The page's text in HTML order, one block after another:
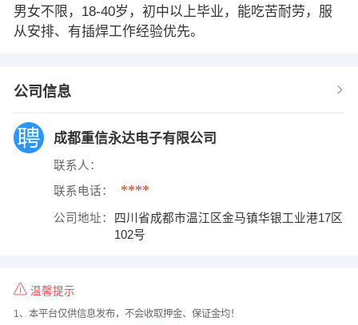
男女不限，18-40岁，初中以上毕业，能吃苦耐劳，服
从安排、有插焊工作经验优先。
公司信息
成都重信永达电子有限公司
联系人：
联系电话： ****
公司地址：
四川省成都市温江区金马镇华银工业港17区
102号
温馨提示
1、本平台仅供信息发布，不会收取押金、保证金均！